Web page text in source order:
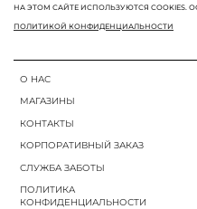
О НАС
МАГАЗИНЫ
КОНТАКТЫ
КОРПОРАТИВНЫЙ ЗАКАЗ
СЛУЖБА ЗАБОТЫ
ПОЛИТИКА
КОНФИДЕНЦИАЛЬНОСТИ
НА ЭТОМ САЙТЕ ИСПОЛЬЗУЮТСЯ COOKIES.
ПОЛИТИКОЙ КОНФИДЕНЦИАЛЬНОСТИ